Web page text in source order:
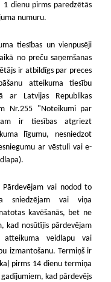
dienu pirms paredzētās
numuru.
tiesības un vienpusēji
no preču saņemšanas
ir atbildīgs par preces
atteikuma tiesību
ar Latvijas Republikas
Nr.255 "Noteikumi par
ir tiesības atgriezt
līgumu, nesniedzot
ar vēstuli vai e-
vai nodod to
sniedzējam vai viņa
kavēšanās, bet ne
kad nosūtījis pārdevējam
atteikuma veidlapu vai
izmantošanu. Termiņš ir
pirms 14 dienu termiņa
kad pārdevējs